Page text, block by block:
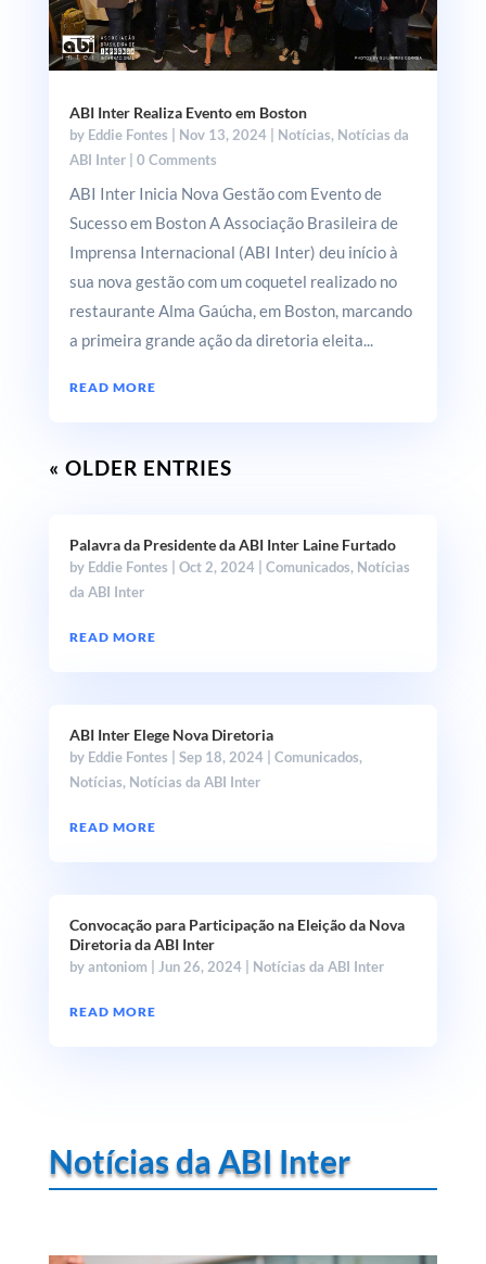
ABI Inter Realiza Evento em Boston
by Eddie Fontes Nov 13, 2024| Notícias, Notícias da
ABI Inter| 0 Comments
ABI Inter Inicia Nova Gestão com Evento de
Sucesso em Boston A Associação Brasileira de
Imprensa Internacional (ABI Inter) deu início à
sua nova gestão com um coquetel realizado no
restaurante Alma Gaúcha, em Boston, marcando
a primeira grande ação da diretoria eleita...
READ MORE
« OLDER ENTRIES
Palavra da Presidente da ABI Inter Laine Furtado
by Eddie Fontes Oct 2, 2024| Comunicados, Notícias
da ABI Inter
READ MORE
ABI Inter Elege Nova Diretoria
by Eddie Fontes Sep 18, 2024| Comunicados,
Notícias, Notícias da ABI Inter
READ MORE
Convocação para Participação na Eleição da Nova
Diretoria da ABI Inter
byantoniom Jun 26, 2024| Notícias da ABI Inter
READ MORE
Notícias da ABI Inter